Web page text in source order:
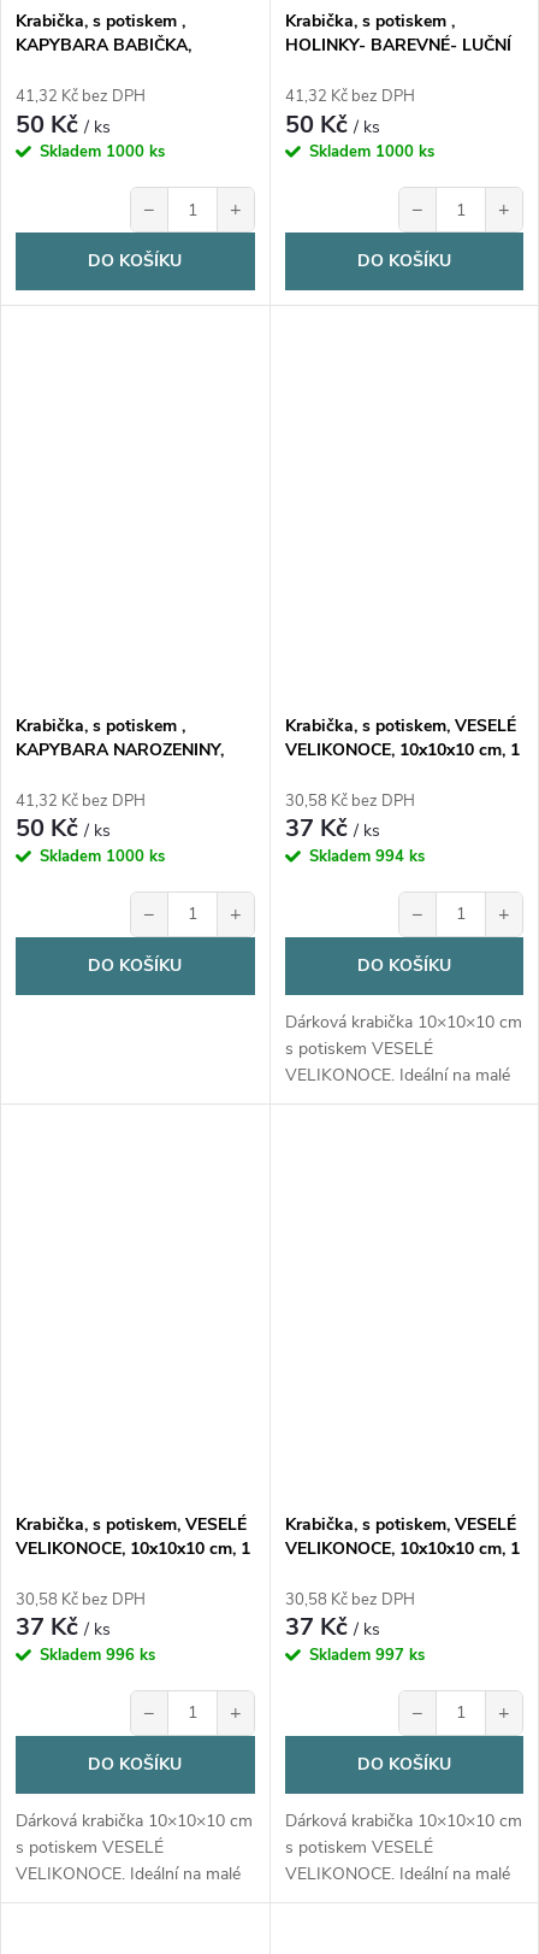
Krabička, s potiskem ,
KAPYBARA BABIČKA,
41,32 Kč bez DPH
50 Kč/ ks
Skladem 1000 ks
− +
DO KOŠÍKU
Krabička, s potiskem ,
HOLINKY- BAREVNÉ- LUČNÍ
41,32 Kč bez DPH
50 Kč/ ks
Skladem 1000 ks
− +
DO KOŠÍKU
Krabička, s potiskem ,
KAPYBARA NAROZENINY,
41,32 Kč bez DPH
50 Kč/ ks
Skladem 1000 ks
− +
DO KOŠÍKU
Krabička, s potiskem, VESELÉ
VELIKONOCE, 10x10x10 cm, 1
30,58 Kč bez DPH
37 Kč/ ks
Skladem 994 ks
− +
DO KOŠÍKU
Dárková krabička 10×10×10 cm
s potiskem VESELÉ
VELIKONOCE. Ideální na malé
dárky i hrnek 330 ml. Z bílého
Krabička, s potiskem, VESELÉ
VELIKONOCE, 10x10x10 cm, 1
30,58 Kč bez DPH
37 Kč/ ks
Skladem 996 ks
− +
DO KOŠÍKU
Dárková krabička 10×10×10 cm
s potiskem VESELÉ
VELIKONOCE. Ideální na malé
dárky i hrnek 330 ml. Z bílého
Krabička, s potiskem, VESELÉ
VELIKONOCE, 10x10x10 cm, 1
30,58 Kč bez DPH
37 Kč/ ks
Skladem 997 ks
− +
DO KOŠÍKU
Dárková krabička 10×10×10 cm
s potiskem VESELÉ
VELIKONOCE. Ideální na malé
dárky i hrnek 330 ml. Z bílého